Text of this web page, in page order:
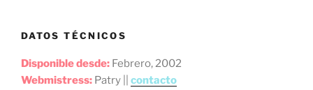
DATOS TÉCNICOS
Disponible desde: Febrero, 2002
Webmistress: Patry || contacto